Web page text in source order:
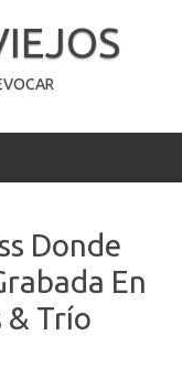
Donde
En
& Trío